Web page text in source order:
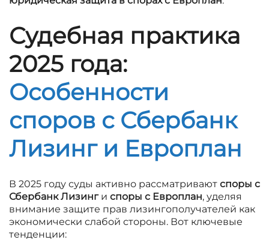
Судебная практика
2025 года:
Особенности
споров с Сбербанк
Лизинг и Европлан
В 2025 году суды активно рассматривают споры с
Сбербанк Лизинги споры с Европлан, уделяя
внимание защите прав лизингополучателей как
экономически слабой стороны. Вот ключевые
тенденции: